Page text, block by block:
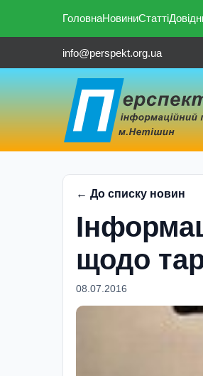
ГоловнаНовиниСтатті
info@perspekt.org.ua
← До списку новин
щодо
08.07.2016